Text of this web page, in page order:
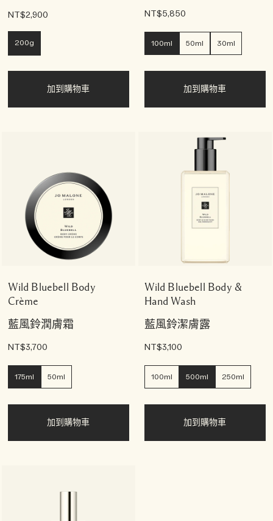
NT$2,900
200g
加到購物車
NT$5,850
100ml 50ml 30ml
加到購物車
Wild Bluebell Body
Crème
藍風鈴潤膚霜
NT$3,700
175ml 50ml
加到購物車
Wild Bluebell Body &
Hand Wash
藍風鈴潔膚露
NT$3,100
100ml 500ml 250ml
加到購物車